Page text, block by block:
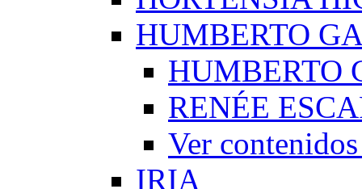
HUMBERTO
HUMBERTO
RENÉE
Ver
IRIA